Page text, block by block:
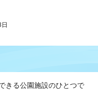
きる公園施設のひとつで